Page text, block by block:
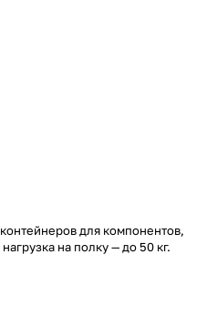
для компонентов,
на полку — до 50 кг.